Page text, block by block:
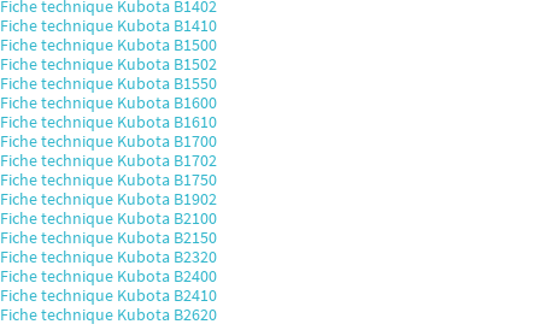
Fiche technique Kubota B1402
Fiche technique Kubota B1410
Fiche technique Kubota B1500
Fiche technique Kubota B1502
Fiche technique Kubota B1550
Fiche technique Kubota B1600
Fiche technique Kubota B1610
Fiche technique Kubota B1700
Fiche technique Kubota B1702
Fiche technique Kubota B1750
Fiche technique Kubota B1902
Fiche technique Kubota B2100
Fiche technique Kubota B2150
Fiche technique Kubota B2320
Fiche technique Kubota B2400
Fiche technique Kubota B2410
Fiche technique Kubota B2620